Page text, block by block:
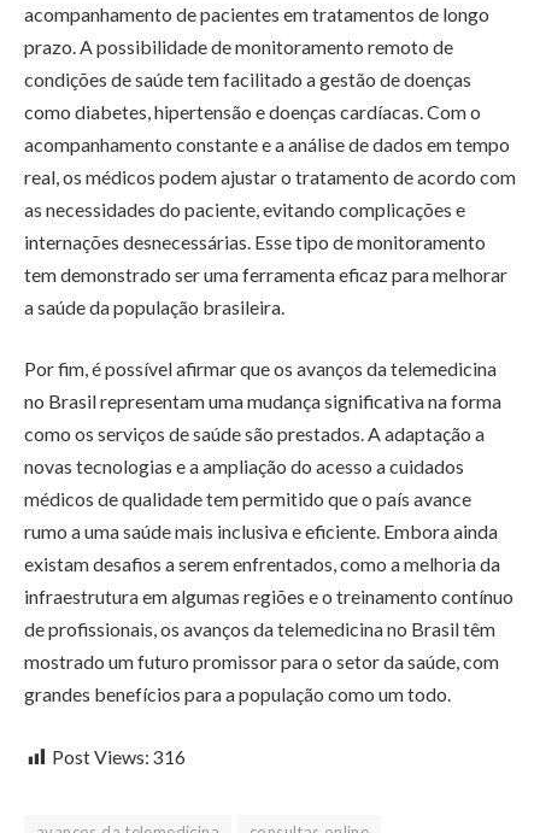
acompanhamento de pacientes em tratamentos de longo
prazo. A possibilidade de monitoramento remoto de
condições de saúde tem facilitado a gestão de doenças
como diabetes, hipertensão e doenças cardíacas. Com o
acompanhamento constante e a análise de dados em tempo
real, os médicos podem ajustar o tratamento de acordo com
as necessidades do paciente, evitando complicações e
internações desnecessárias. Esse tipo de monitoramento
tem demonstrado ser uma ferramenta eficaz para melhorar
a saúde da população brasileira.
Por fim, é possível afirmar que os avanços da telemedicina
no Brasil representam uma mudança significativa na forma
como os serviços de saúde são prestados. A adaptação a
novas tecnologias e a ampliação do acesso a cuidados
médicos de qualidade tem permitido que o país avance
rumo a uma saúde mais inclusiva e eficiente. Embora ainda
existam desafios a serem enfrentados, como a melhoria da
infraestrutura em algumas regiões e o treinamento contínuo
de profissionais, os avanços da telemedicina no Brasil têm
mostrado um futuro promissor para o setor da saúde, com
grandes benefícios para a população como um todo.
Post Views: 316